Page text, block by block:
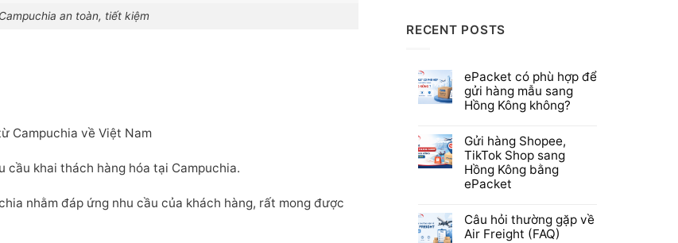
an toàn, tiết kiệm
Campuchia về Việt Nam
cầu khai thách hàng hóa tại Campuchia.
nhằm đáp ứng nhu cầu của khách hàng, rất mong được
RECENT POSTS
ePacket có phù hợp để
gửi hàng mẫu sang
Hồng Kông không?
Gửi hàng Shopee,
TikTok Shop sang
Hồng Kông bằng
ePacket
Câu hỏi thường gặp về
Air Freight (FAQ)